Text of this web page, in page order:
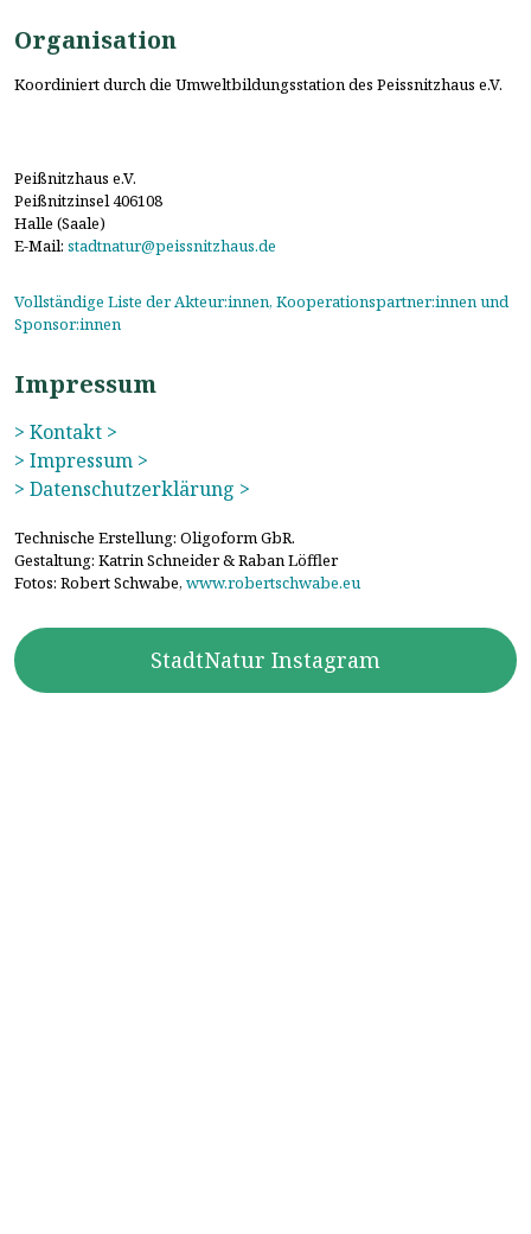
Organisation
Koordiniert durch die Umweltbildungsstation des Peissnitzhaus e.V.
Peißnitzhaus e.V.
Peißnitzinsel 406108
Halle (Saale)
E-Mail: stadtnatur@peissnitzhaus.de
Vollständige Liste der Akteur:innen, Kooperationspartner:innen und
Sponsor:innen
Impressum
> Kontakt >
> Impressum >
> Datenschutzerklärung >
Technische Erstellung: Oligoform GbR.
Gestaltung: Katrin Schneider & Raban Löffler
Fotos: Robert Schwabe, www.robertschwabe.eu
StadtNatur Instagram